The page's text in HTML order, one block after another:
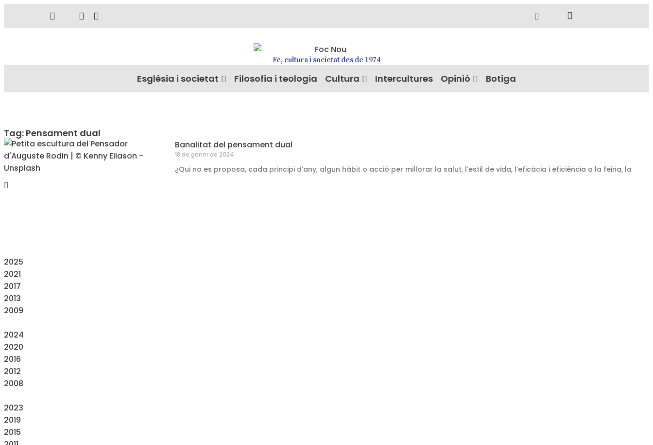
Fe, cultura i societat des de 1974
Església i societat Filosofia i teologia Cultura Intercultures Opinió Botiga
Tag: Pensament dual
Banalitat del pensament dual
18 de gener de 2024
¿Qui no es proposa, cada principi d’any, algun hàbit o acció per millorar la salut, l’estil de vida, l’eficàcia i eficiència a la feina, la
2025
2021
2017
2013
2009
2024
2020
2016
2012
2008
2023
2019
2015